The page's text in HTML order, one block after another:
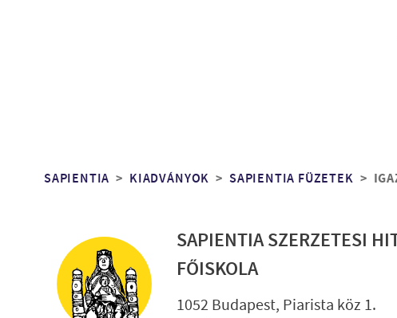
Morzsa
SAPIENTIA KIADVÁNYOK SAPIENTIA FÜZETEK
SAPIENTIA SZERZETESI
FŐISKOLA
1052 Budapest, Piarista köz 1.